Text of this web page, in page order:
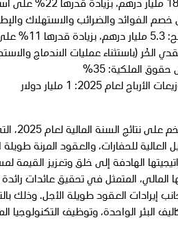
والضرائب والاستهلاك والإطفاء: 8.1 مليار درهم، بزيادة قدرها 9% على
سنوي
(باستثناء عمليات الاندماج والاستحواذ): 5.4 مليار درهم، بزيادة قدرها 62%
الملكية: 35%
لعام 2025: 1 مليار دولار
العالية للحفارات، والعقود المرنة
الهادفة إلى خلق وتعزيز
المالي، المتمثل في تحقيق عائدات
إيرادات العقود طويلة الأجل. وذلك
البئر الواحدة، وتوظيف التكنولوجيا